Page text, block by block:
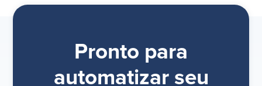
Pronto para
automatizar seu